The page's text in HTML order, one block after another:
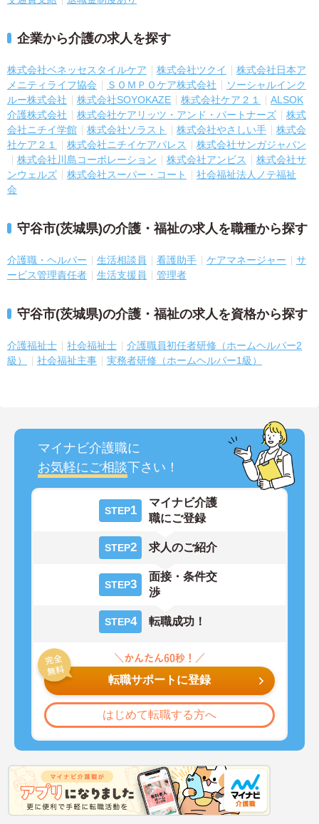
企業から介護の求人を探す
株式会社ベネッセスタイルケア 株式会社ツクイ
株式会社日本ア
メニティライフ協会
ＳＯＭＰＯケア株式会社
ソーシャルインク
ルー株式会社
株式会社SOYOKAZE 株式会社ケア２１
ALSOK
介護株式会社
株式会社ケアリッツ・アンド・パートナーズ
株式
会社ニチイ学館
株式会社ソラスト 株式会社やさしい手
株式会
社ケア２１
株式会社ニチイケアパレス
株式会社サンガジャパン
株式会社川島コーポレーション
株式会社アンビス
株式会社サ
ンウェルズ
株式会社スーパー・コート
社会福祉法人ノテ福祉
会
守谷市(茨城県)の介護・福祉の求人を職種から探す
介護職・ヘルパー 生活相談員 看護助手 ケアマネージャー
サ
ービス管理責任者
生活支援員 管理者
守谷市(茨城県)の介護・福祉の求人を資格から探す
介護福祉士 社会福祉士
介護職員初任者研修（ホームヘルパー2
級）
社会福祉主事 実務者研修（ホームヘルパー1級）
マイナビ介護職に
お気軽にご相談下さい！
STEP1
マイナビ介護
職にご登録
STEP2 求人のご紹介
STEP3
面接・条件交
渉
STEP4 転職成功！
転職サポートに登録
はじめて転職する方へ